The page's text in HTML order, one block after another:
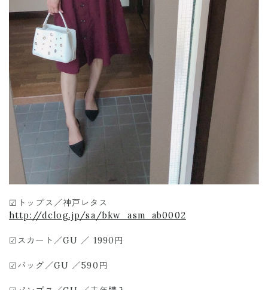
☑︎トップス／神戸レタス
http://dclog.jp/sa/bkw_asm_ab0002
☑︎スカート／GU ／ 1990円
☑︎バッグ／GU ／590円